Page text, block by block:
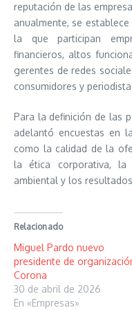
reputación de las
anualmente, se
la que participan
financieros, altos
gerentes de redes
consumidores y
Para la definición de las
adelantó encuestas en
como la calidad de la
la ética corporativa, la
ambiental y los
Relacionado
Miguel Pardo nuevo
presidente de
Corona
30 de abril de 2026
En «Empresas»